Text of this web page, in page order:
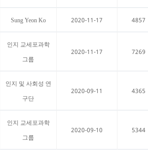
Sung Yeon Ko 2020-11-17 4857
인지 교세포과학
그룹
2020-11-17 7269
인지 및 사회성 연
구단
2020-09-11 4365
인지 교세포과학
그룹
2020-09-10 5344